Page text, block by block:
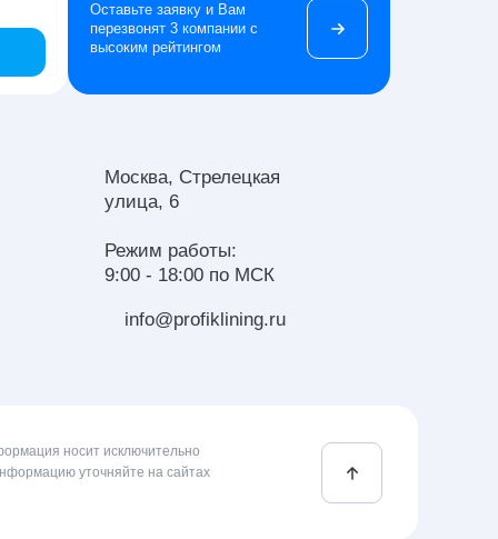
Оставьте заявку и Вам
перезвонят 3 компании с
высоким рейтингом
Москва, Стрелецкая
улица, 6
Режим работы:
9:00 - 18:00 по МСК
info@profiklining.ru
носит исключительно
уточняйте на сайтах